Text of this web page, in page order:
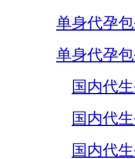
单身代孕
单身代孕
国内代
国内代
国内代